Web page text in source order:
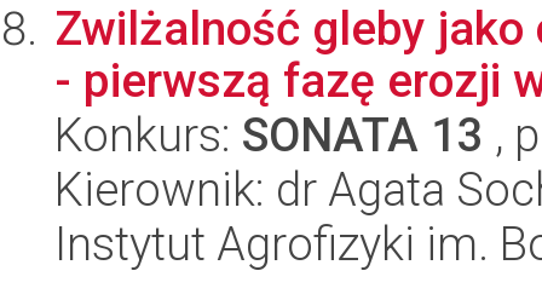
Zwilżalność gleby
- pierwszą fazę erozji
Konkurs: SONATA 13 ,
Kierownik: dr Agata
Instytut Agrofizyki im.